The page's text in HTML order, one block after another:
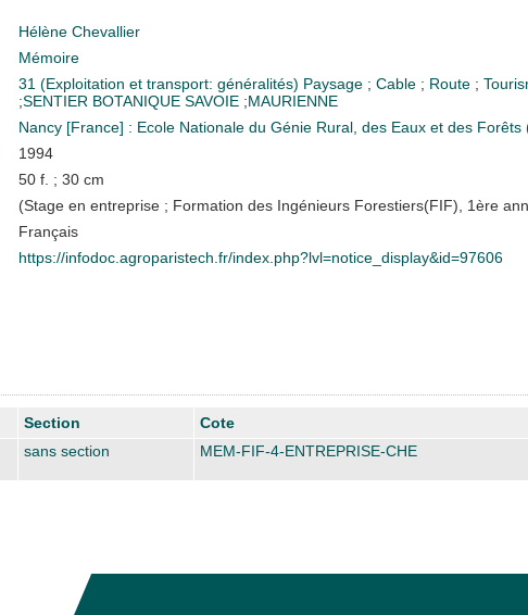
Hélène Chevallier
Mémoire
31 (Exploitation et transport: généralités) Paysage ; Cable ; Route ;
;SENTIER BOTANIQUE SAVOIE ;MAURIENNE
Nancy [France] : Ecole Nationale du Génie Rural, des Eaux et des Forêts
1994
50 f. ; 30 cm
(Stage en entreprise ; Formation des Ingénieurs Forestiers(FIF), 1ère
Français
https://infodoc.agroparistech.fr/index.php?lvl=notice_display&id=97606
Section Cote
sans section MEM-FIF-4-ENTREPRISE-CHE